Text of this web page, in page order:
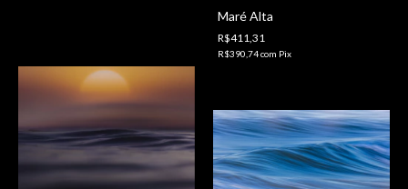
Maré Alta
R$411,31
R$390,74com Pix